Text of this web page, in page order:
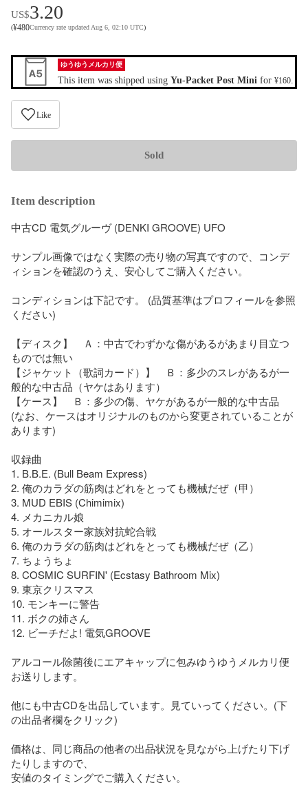
US$3.20
(¥480Currency rate updated Aug 6, 02:10 UTC)
ゆうゆうメルカリ便
This item was shipped using Yu-Packet Post Mini for ¥160
Like
Sold
Item description
中古CD 電気グルーヴ (DENKI GROOVE) UFO
サンプル画像ではなく実際の売り物の写真ですので、コンデ
ィションを確認のうえ、安心してご購入ください。
コンディションは下記です。 (品質基準はプロフィールを参照
ください)
【ディスク】　Ａ：中古でわずかな傷があるがあまり目立つ
ものでは無い
【ジャケット（歌詞カード）】　Ｂ：多少のスレがあるが一
般的な中古品（ヤケはあります）
【ケース】　Ｂ：多少の傷、ヤケがあるが一般的な中古品
(なお、ケースはオリジナルのものから変更されていることが
あります)
収録曲
1. B.B.E. (Bull Beam Express)
2. 俺のカラダの筋肉はどれをとっても機械だぜ（甲）
3. MUD EBIS (Chimimix)
4. メカニカル娘
5. オールスター家族対抗蛇合戦
6. 俺のカラダの筋肉はどれをとっても機械だぜ（乙）
7. ちょうちょ
8. COSMIC SURFIN' (Ecstasy Bathroom Mix)
9. 東京クリスマス
10. モンキーに警告
11. ボクの姉さん
12. ビーチだよ! 電気GROOVE
アルコール除菌後にエアキャップに包みゆうゆうメルカリ便
お送りします。
他にも中古CDを出品しています。見ていってください。(下
の出品者欄をクリック)
価格は、同じ商品の他者の出品状況を見ながら上げたり下げ
たりしますので、
安値のタイミングでご購入ください。